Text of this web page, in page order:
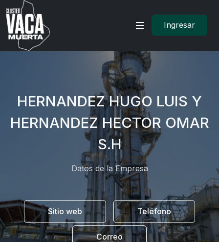
Ingresar
HERNANDEZ HUGO LUIS Y
HERNANDEZ HECTOR OMAR
S.H
Datos de la Empresa
Sitio web Teléfono
Correo